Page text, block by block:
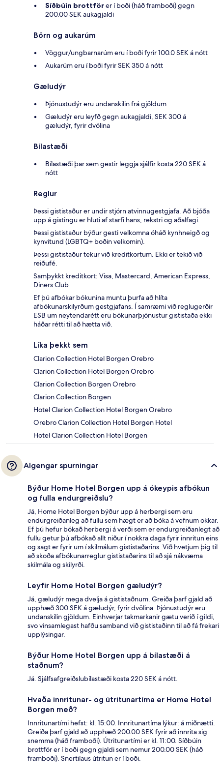
Síðbúin brottförer í boði (háð framboði) gegn
200.00 SEK aukagjaldi
Börn og aukarúm
Vöggur/ungbarnarúm eru í boði fyrir 100.0 SEK á nótt
Aukarúm eru í boði fyrir SEK 350 á nótt
Gæludýr
Þjónustudýr eru undanskilin frá gjöldum
Gæludýr eru leyfð gegn aukagjaldi, SEK 300 á
gæludýr, fyrir dvölina
Bílastæði
Bílastæði þar sem gestir leggja sjálfir kosta 220 SEK á
nótt
Reglur
Þessi gististaður er undir stjórn atvinnugestgjafa. Að bjóða
upp á gistingu er hluti af starfi hans, rekstri og aðalfagi.
Þessi gististaður býður gesti velkomna óháð kynhneigð og
kynvitund (LGBTQ+ boðin velkomin).
Þessi gististaður tekur við kreditkortum. Ekki er tekið við
reiðufé.
Samþykkt kreditkort: Visa, Mastercard, American Express,
Diners Club
Ef þú afbókar bókunina muntu þurfa að hlíta
afbókunarskilyrðum gestgjafans. Í samræmi við reglugerðir
ESB um neytendarétt eru bókunarþjónustur gististaða ekki
háðar rétti til að hætta við.
Líka þekkt sem
Clarion Collection Hotel Borgen Orebro
Clarion Collection Hotel Borgen Orebro
Clarion Collection Borgen Orebro
Clarion Collection Borgen
Hotel Clarion Collection Hotel Borgen Orebro
Orebro Clarion Collection Hotel Borgen Hotel
Hotel Clarion Collection Hotel Borgen
Algengar spurningar
Býður Home Hotel Borgen upp á ókeypis afbókun
og fulla endurgreiðslu?
Já, Home Hotel Borgen býður upp á herbergi sem eru
endurgreiðanleg að fullu sem hægt er að bóka á vefnum okkar.
Ef þú hefur bókað herbergi á verði sem er endurgreiðanlegt að
fullu getur þú afbókað allt niður í nokkra daga fyrir innritun eins
og sagt er fyrir um í skilmálum gististaðarins. Við hvetjum þig til
að skoða afbókunarreglur gististaðarins til að sjá nákvæma
skilmála og skilyrði.
Leyfir Home Hotel Borgen gæludýr?
Já, gæludýr mega dvelja á gististaðnum. Greiða þarf gjald að
upphæð 300 SEK á gæludýr, fyrir dvölina. Þjónustudýr eru
undanskilin gjöldum. Einhverjar takmarkanir gætu verið í gildi,
svo vinsamlegast hafðu samband við gististaðinn til að fá frekari
upplýsingar.
Býður Home Hotel Borgen upp á bílastæði á
staðnum?
Já. Sjálfsafgreiðslubílastæði kosta 220 SEK á nótt.
Hvaða innritunar- og útritunartíma er Home Hotel
Borgen með?
Innritunartími hefst: kl. 15:00. Innritunartíma lýkur: á miðnætti.
Greiða þarf gjald að upphæð 200.00 SEK fyrir að innrita sig
snemma (háð framboði). Útritunartími er kl. 11:00. Síðbúin
brottför er í boði gegn gjaldi sem nemur 200.00 SEK (háð
framboði). Snertilaus útritun er í boði.